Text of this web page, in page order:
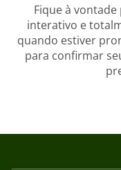
Fique à
interativo e
quando estiver
para confirmar